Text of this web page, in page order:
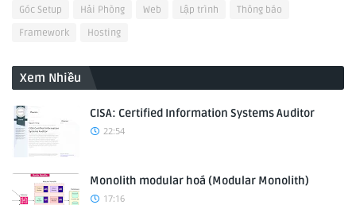
Góc Setup
Hải Phòng Web Lập trình
Thông báo
Framework
Hosting
Xem Nhiều
CISA: Certified Information Systems Auditor
22:54
Monolith modular hoá (Modular Monolith)
17:16